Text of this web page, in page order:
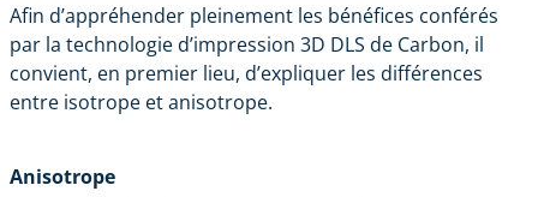
Afin d’appréhender pleinement les bénéfices conférés
par la technologie d’impression 3D DLS de Carbon, il
convient, en premier lieu, d’expliquer les différences
entre isotrope et anisotrope.
Anisotrope